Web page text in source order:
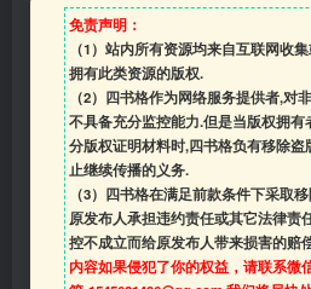
免责声明：
（1）站内所有资源均来自互联网收
拥有此类资源的版权.
（2）四书格作为网络服务提供者,对
不具备充分监控能力.但是当版权拥
分版权证明材料时,四书格负有移除
止继续传播的义务.
（3）四书格在满足前款条件下采取
原发布人承担违约责任或其它法律责
控不成立而给原发布人带来损害的赔
内容如果侵犯了你的权益，请联系微